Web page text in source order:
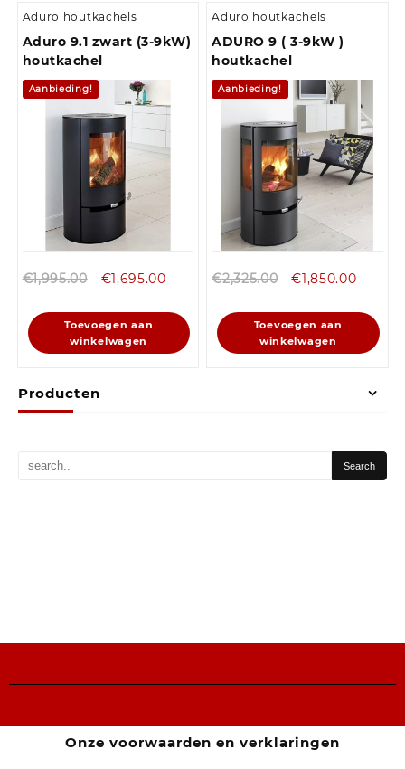
Producten
Aduro houtkachels
Aduro 9.1 zwart (3-9kW)
houtkachel
Aanbieding!
€1,995.00 €1,695.00
Toevoegen aan
winkelwagen
Aduro houtkachels
ADURO 9 ( 3-9kW )
houtkachel
Aanbieding!
€2,325.00 €1,850.00
Toevoegen aan
winkelwagen
Onze voorwaarden en verklaringen